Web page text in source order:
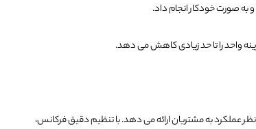
به صورت خودکار انجام داد.
واحد را تا حد زیادی کاهش می دهد.
نظر عملکرد به مشتریان ارائه می دهد. با تنظیم دقیق فرکانس،